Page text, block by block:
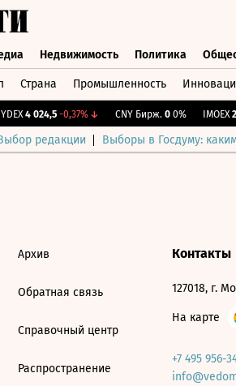
Недвижимость Политика
Страна Промышленность
YDEX 4 024,5 -0,37%↓ CNY Бирж. 0 0% IMOEX 2
редакции Выборы в Госдуму:
Архив
Обратная связь
Справочный центр
Распространение
Контакты
127018, г.
На карте
+7 495 956-